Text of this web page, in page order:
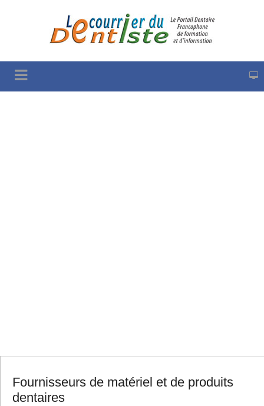
Fournisseurs de matériel et de produits
dentaires